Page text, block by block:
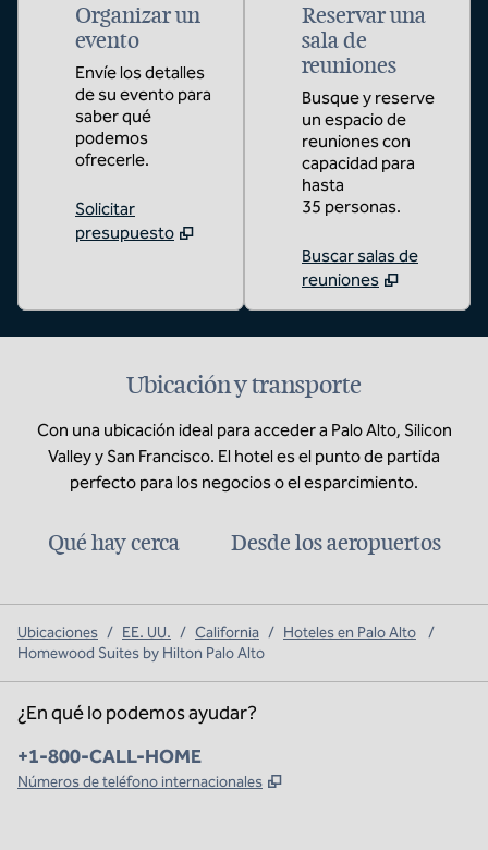
Organizar un
evento
Envíe los detalles
de su evento para
saber qué
podemos
ofrecerle.
Solicitar
presupuesto
Reservar una
sala de
reuniones
Busque y reserve
un espacio de
reuniones con
capacidad para
hasta
35 personas.
Buscar salas de
reuniones
Ubicación y transporte
Con una ubicación ideal para acceder a Palo Alto, Silicon
Valley y San Francisco. El hotel es el punto de partida
perfecto para los negocios o el esparcimiento.
Qué hay cerca Desde los aeropuertos
Ubicaciones / EE. UU. / California / Hoteles en Palo Alto
/
Homewood Suites by Hilton Palo Alto
¿En qué lo podemos ayudar?
Teléfono:
+1-800-CALL-HOME
Números de teléfono internacionales ,